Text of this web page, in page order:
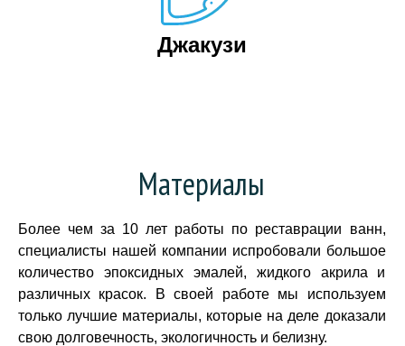
Джакузи
Материалы
Более чем за 10 лет работы по реставрации ванн,
специалисты нашей компании испробовали большое
количество эпоксидных эмалей, жидкого акрила и
различных красок. В своей работе мы используем
только лучшие материалы, которые на деле доказали
свою долговечность, экологичность и белизну.